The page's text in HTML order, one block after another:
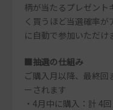
柄が当たるプレゼント
く買うほど当選確率
に自動で参加いただけ
■抽選の仕組み
ご購入月以降、最終回
ーされます
・4月中に購入：計 4